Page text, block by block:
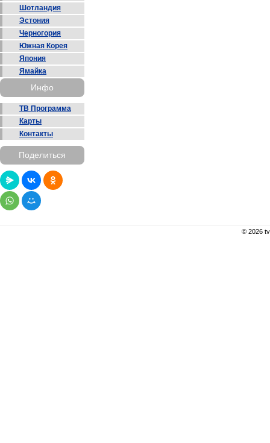
Шотландия
Эстония
Черногория
Южная Корея
Япония
Ямайка
Инфо
ТВ Программа
Карты
Контакты
Поделиться
© 2026